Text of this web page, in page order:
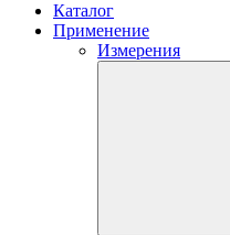
Каталог
Применение
Измерения